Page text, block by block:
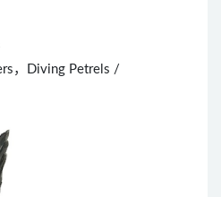
，Diving Petrels /